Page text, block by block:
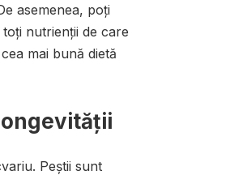
asemenea, poți
nutrienții de care
mai bună dietă
Peștii sunt